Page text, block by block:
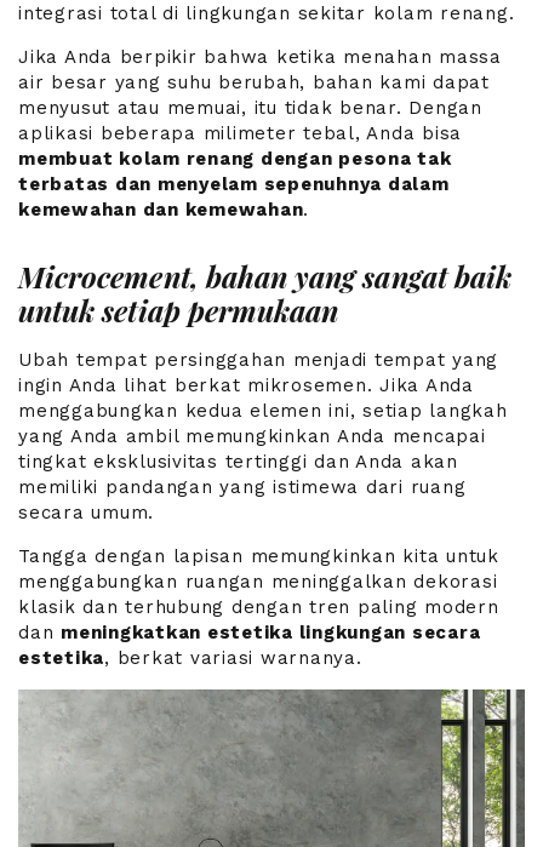
integrasi total di lingkungan sekitar kolam renang.
Jika Anda berpikir bahwa ketika menahan massa
air besar yang suhu berubah, bahan kami dapat
menyusut atau memuai, itu tidak benar. Dengan
aplikasi beberapa milimeter tebal, Anda bisa
membuat kolam renang dengan pesona tak
terbatas dan menyelam sepenuhnya dalam
kemewahan dan kemewahan.
Microcement, bahan yang sangat baik
untuk setiap permukaan
Ubah tempat persinggahan menjadi tempat yang
ingin Anda lihat berkat mikrosemen. Jika Anda
menggabungkan kedua elemen ini, setiap langkah
yang Anda ambil memungkinkan Anda mencapai
tingkat eksklusivitas tertinggi dan Anda akan
memiliki pandangan yang istimewa dari ruang
secara umum.
Tangga dengan lapisan memungkinkan kita untuk
menggabungkan ruangan meninggalkan dekorasi
klasik dan terhubung dengan tren paling modern
dan meningkatkan estetika lingkungan secara
estetika, berkat variasi warnanya.